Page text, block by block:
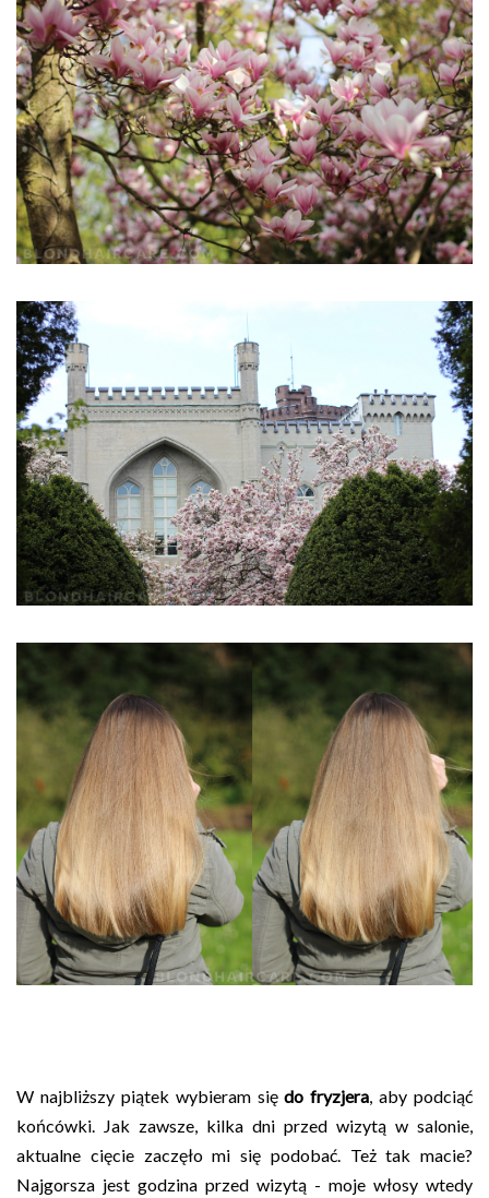
W najbliższy piątek wybieram siędo fryzjera, aby podciąć
końcówki. Jak zawsze, kilka dni przed wizytą w salonie,
aktualne cięcie zaczęło mi się podobać. Też tak macie?
Najgorsza jest godzina przed wizytą - moje włosy wtedy